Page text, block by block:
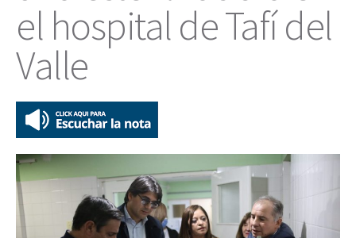
el hospital de Tafí del
Valle